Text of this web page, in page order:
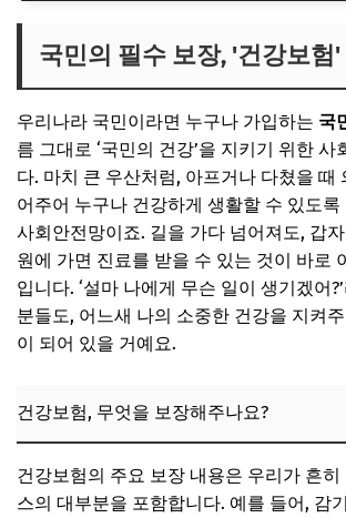
건강보험, 무엇을 보장해주나요?
가입은 필수, 보험료는 소득에 따라!
📌 지금 뜨는 꿀정보! 놓치지 마세요
추가할인 코드 WRVE6
나의 병원비 지킴이, '실손보험' 핵심 정리
실손보험, 급여는 물론 비급여까지!
나에게 맞는 실손보험은? 가입 방법과 자기
📌 지금 뜨는 꿀정보! 놓치지 마세요
추가할인 코드 WRVE6
📌 지금 뜨는 꿀정보! 놓치지 마세요
둘 다 필요할까? 나에게 맞는 현명한 보험 가
국민의 필수 보장, '건강보험
우리나라 국민이라면 누구나 가입하는 국
름 그대로 ‘국민의 건강’을 지키기 위한 사
다. 마치 큰 우산처럼, 아프거나 다쳤을 때
어주어 누구나 건강하게 생활할 수 있도
사회안전망이죠. 길을 가다 넘어져도, 갑
원에 가면 진료를 받을 수 있는 것이 바로
입니다. ‘설마 나에게 무슨 일이 생기겠어
분들도, 어느새 나의 소중한 건강을 지켜
이 되어 있을 거예요.
건강보험, 무엇을 보장해주나요?
건강보험의 주요 보장 내용은 우리가 흔히
스의 대부분을 포함합니다. 예를 들어, 감